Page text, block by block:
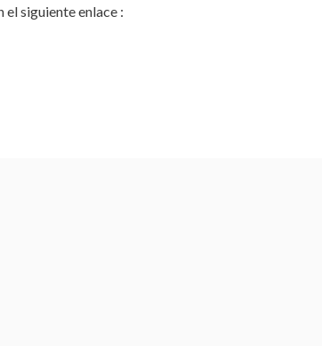
siguiente enlace :